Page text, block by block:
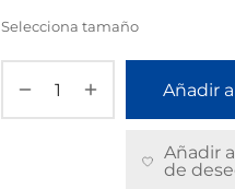
Selecciona tamaño
Añadir
Añadir
de